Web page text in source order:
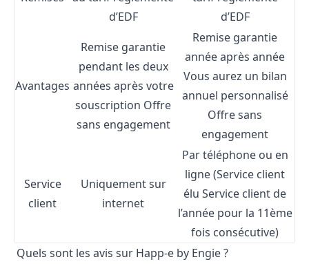
d’EDF
d’EDF
Avantages
Remise garantie
pendant les deux
années après votre
souscription Offre
sans engagement
Remise garantie
année après année
Vous aurez un bilan
annuel personnalisé
Offre sans
engagement
Service
client
Uniquement sur
internet
Par téléphone ou en
ligne (Service client
élu Service client de
l’année pour la 11ème
fois consécutive)
Quels sont les avis sur Happ-e by Engie ?